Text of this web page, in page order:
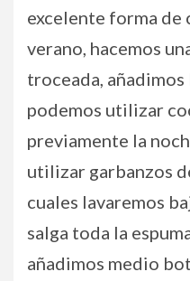
excelente forma de
verano, hacemos
troceada,
podemos utilizar
previamente la
utilizar garbanzos
cuales lavaremos
salga toda la
añadimos medio